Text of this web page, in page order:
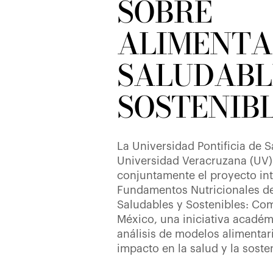
SOBRE
La Universidad Pontificia de
Universidad Veracruzana
conjuntamente el proyecto
Fundamentos Nutricionales
Saludables y Sostenibles:
México, una iniciativa
análisis de modelos
impacto en la salud y la